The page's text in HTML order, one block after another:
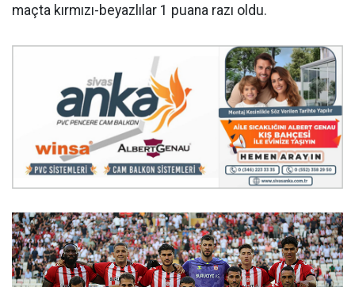
maçta kırmızı-beyazlılar 1 puana razı oldu.